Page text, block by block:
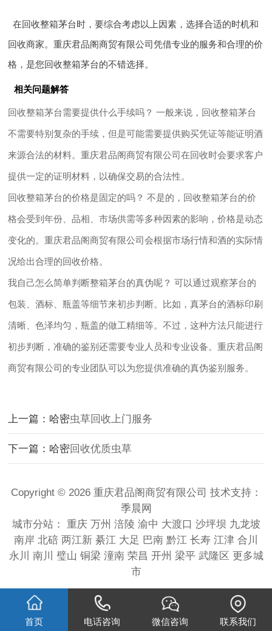
在回收整箱茅台时，要综合考虑以上因素，选择合适的时机和
回收商家。重庆君品阁商贸有限公司凭借专业的服务和合理的价
格，是您回收整箱茅台的不错选择。
相关问题解答
回收整箱茅台需要提供什么手续吗？ 一般来说，回收整箱茅台
不需要特别复杂的手续，但是可能需要提供购买凭证等能证明酒
来源合法的材料。重庆君品阁商贸有限公司在回收时会要求客户
提供一定的证明材料，以确保交易的合法性。
回收整箱茅台的价格是固定的吗？ 不是的，回收整箱茅台的价
格会受到年份、品相、市场供需等多种因素的影响，价格是动态
变化的。重庆君品阁商贸有限公司会根据市场行情和酒的实际情
况给出合理的回收价格。
我自己怎么简单判断整箱茅台的真伪呢？ 可以通过观察茅台的
包装、酒标、瓶盖等细节来初步判断。比如，真茅台的酒标印刷
清晰、色泽均匀，瓶盖的做工精细等。不过，这种方法只能进行
初步判断，准确的鉴别还需要专业人员和专业设备。重庆君品阁
商贸有限公司的专业团队可以为您提供准确的真伪鉴别服务。
上一篇：哈密虫草回收上门服务
下一篇：哈密回收优质虫草
Copyright © 2026 重庆君品阁商贸有限公司 技术支持：
季晨网
城市分站： 重庆 万州 涪陵 渝中 大渡口 沙坪坝 九龙坡
南岸 北碚 两江新 綦江 大足 巴南 黔江 长寿 江津 合川
永川
南川 璧山 铜梁 潼南 荣昌 开州 梁平 武隆区 更多城
市
首页 电话咨询 微信咨询 联系我们